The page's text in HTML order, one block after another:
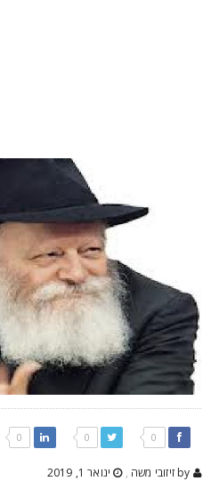
, ינואר 1, 2019